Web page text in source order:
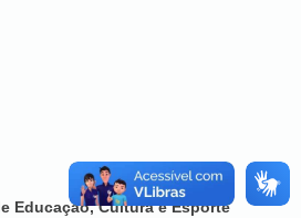
Educação, Cultura e Esporte